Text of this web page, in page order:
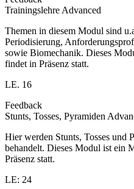
Trainingslehre Advanced
Themen in diesem Modul sind
Periodisierung,
sowie Biomechanik. Dieses
findet in Präsenz statt.
LE. 16
Feedback
Stunts, Tosses, Pyramiden
Hier werden Stunts, Tosses und
behandelt. Dieses Modul ist ein
Präsenz statt.
LE: 24